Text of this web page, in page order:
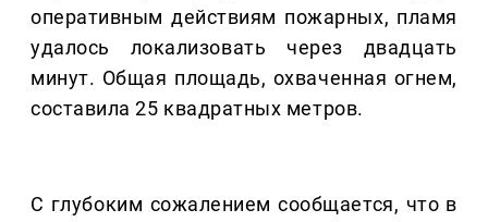
оперативным действиям пожарных, пламя
удалось локализовать через двадцать
минут. Общая площадь, охваченная огнем,
составила 25 квадратных метров.
С глубоким сожалением сообщается, что в